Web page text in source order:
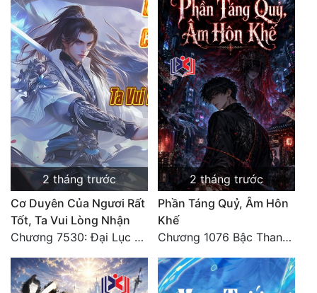
Vô Địch Lưu
Xây Dựng Thế Lực
Đam Mỹ
Đẹp
Đẹp Hiệp
Tính Cách Nhân Vật :
Cơ Trí
Sát Phạt Quyết Đoán
Vô Sỉ
Điềm Đạm
2 tháng trước
Cơ Duyên Của Ngươi Rất
Tốt, Ta Vui Lòng Nhận
Chương 7530: Đại Lục Khởi Nguyên – Kiến Thành 71
2 tháng trước
Phần Táng Quỷ, Âm Hôn
Khế
Chương 1076 Bậc Thang Lên Ngôi Vua (Kết Thúc)